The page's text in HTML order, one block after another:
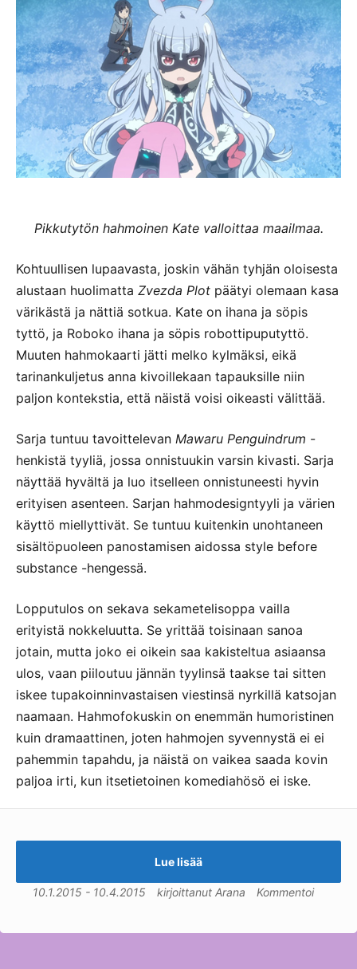
Pikkutytön hahmoinen Kate valloittaa maailmaa.
Kohtuullisen lupaavasta, joskin vähän tyhjän oloisesta
alustaan huolimatta Zvezda Plot päätyi olemaan kasa
värikästä ja nättiä sotkua. Kate on ihana ja söpis
tyttö, ja Roboko ihana ja söpis robottipuputyttö.
Muuten hahmokaarti jätti melko kylmäksi, eikä
tarinankuljetus anna kivoillekaan tapauksille niin
paljon kontekstia, että näistä voisi oikeasti välittää.
Sarja tuntuu tavoittelevan Mawaru Penguindrum -
henkistä tyyliä, jossa onnistuukin varsin kivasti. Sarja
näyttää hyvältä ja luo itselleen onnistuneesti hyvin
erityisen asenteen. Sarjan hahmodesigntyyli ja värien
käyttö miellyttivät. Se tuntuu kuitenkin unohtaneen
sisältöpuoleen panostamisen aidossa style before
substance -hengessä.
Lopputulos on sekava sekametelisoppa vailla
erityistä nokkeluutta. Se yrittää toisinaan sanoa
jotain, mutta joko ei oikein saa kakisteltua asiaansa
ulos, vaan piiloutuu jännän tyylinsä taakse tai sitten
iskee tupakoinninvastaisen viestinsä nyrkillä katsojan
naamaan. Hahmofokuskin on enemmän humoristinen
kuin dramaattinen, joten hahmojen syvennystä ei ei
pahemmin tapahdu, ja näistä on vaikea saada kovin
paljoa irti, kun itsetietoinen komediahösö ei iske.
Lue lisää
10.1.2015 - 10.4.2015 kirjoittanut Arana Kommentoi